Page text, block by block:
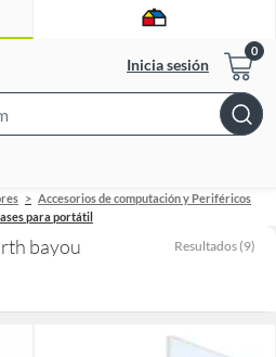
Inicia sesión
Bar
Accesorios de computación y Periféricos
para portátil
bayou Resultados (9)